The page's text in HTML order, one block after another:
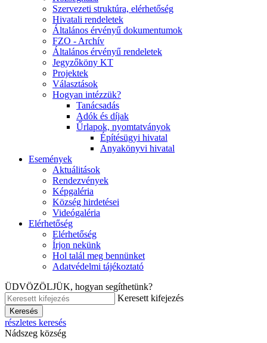
Szervezeti struktúra, elérhetőség
Hivatali rendeletek
Általános érvényű dokumentumok
FZO - Archív
Általános érvényű rendeletek
Jegyzőköny KT
Projektek
Választások
Hogyan intézzük?
Tanácsadás
Adók és díjak
Űrlapok, nyomtatványok
Építésügyi hivatal
Anyakönyvi hivatal
Események
Aktuálitások
Rendezvények
Képgaléria
Község hirdetései
Videógaléria
Elérhetőség
Elérhetőség
Írjon nekünk
Hol talál meg bennünket
Adatvédelmi tájékoztató
ÜDVÖZÖLJÜK, hogyan segíthetünk?
Keresett kifejezés
Keresés
részletes keresés
Nádszeg község